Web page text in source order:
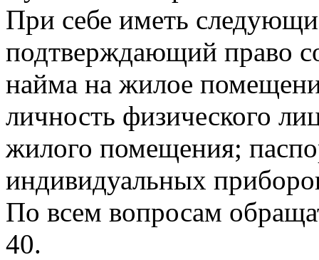
При себе иметь
подтверждающий право
найма на жилое
личность физического
жилого помещения;
индивидуальных
По всем вопросам
40.